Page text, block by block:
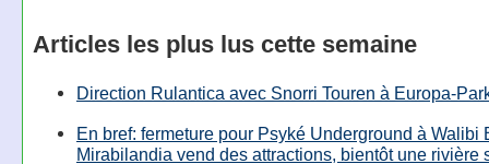
Articles les plus lus cette semaine
Direction Rulantica avec Snorri Touren à Europa-
En bref: fermeture pour Psyké Underground à Walibi
Mirabilandia vend des attractions, bientôt une rivière